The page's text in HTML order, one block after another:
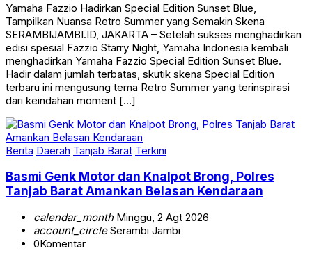
Yamaha Fazzio Hadirkan Special Edition Sunset Blue,
Tampilkan Nuansa Retro Summer yang Semakin Skena
SERAMBIJAMBI.ID, JAKARTA – Setelah sukses menghadirkan
edisi spesial Fazzio Starry Night, Yamaha Indonesia kembali
menghadirkan Yamaha Fazzio Special Edition Sunset Blue.
Hadir dalam jumlah terbatas, skutik skena Special Edition
terbaru ini mengusung tema Retro Summer yang terinspirasi
dari keindahan moment […]
Berita Daerah Tanjab Barat Terkini
Basmi Genk Motor dan Knalpot Brong, Polres
Tanjab Barat Amankan Belasan Kendaraan
calendar_monthMinggu, 2 Agt 2026
account_circleSerambi Jambi
0Komentar